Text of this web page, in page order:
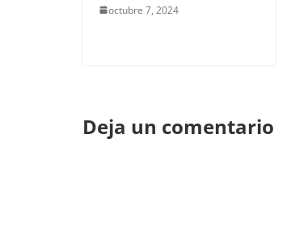
octubre 7, 2024
Deja un comentario